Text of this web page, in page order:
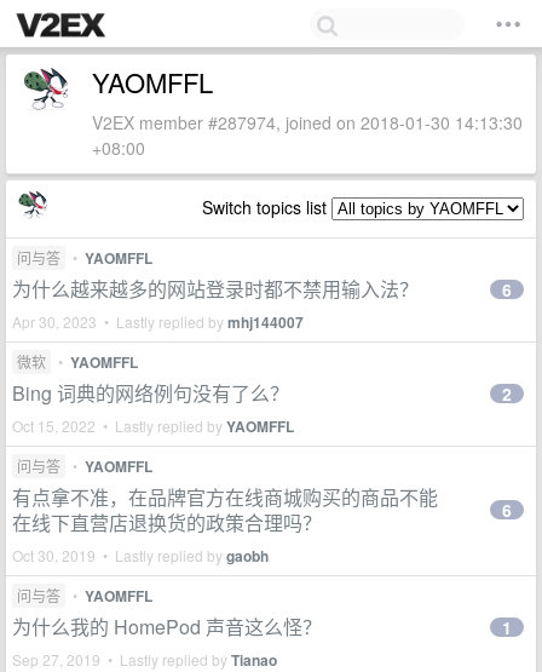
YAOMFFL
V2EX member #287974, joined on 2018-01-30 14:13:30
+08:00
Switch topics list
问与答 • YAOMFFL
为什么越来越多的网站登录时都不禁用输入法？
Apr 30, 2023 • Lastly replied bymhj144007
6
微软 • YAOMFFL
Bing 词典的网络例句没有了么？
Oct 15, 2022 • Lastly replied byYAOMFFL
2
问与答 • YAOMFFL
有点拿不准，在品牌官方在线商城购买的商品不能
在线下直营店退换货的政策合理吗？
Oct 30, 2019 • Lastly replied bygaobh
6
问与答 • YAOMFFL
为什么我的 HomePod 声音这么怪？
Sep 27, 2019 • Lastly replied byTianao
1